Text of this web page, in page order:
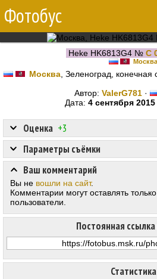
Фотобус
Heke HK6813G4 № С
Москва
Москва, Зеленоград, конечная
Автор: ValerG781·
Дата: 4 сентября 2015
Статистика
Оценка +3
Постоянная
Параметры съёмки
Ваш комментарий
Вы не вошли на сайт.
Комментарии могут оставлять
пользователи.